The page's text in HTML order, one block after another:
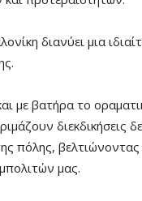
διανύει μια
με βατήρα το
πόλης,
μας.